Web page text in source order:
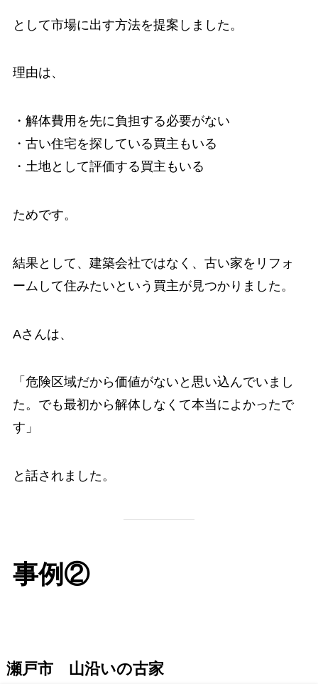
として市場に出す方法を提案しました。
理由は、
・解体費用を先に負担する必要がない
・古い住宅を探している買主もいる
・土地として評価する買主もいる
ためです。
結果として、建築会社ではなく、古い家をリフォ
ームして住みたいという買主が見つかりました。
Aさんは、
「危険区域だから価値がないと思い込んでいまし
た。でも最初から解体しなくて本当によかったで
す」
と話されました。
事例②
瀬戸市 山沿いの古家